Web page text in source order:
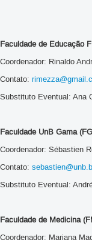
Faculdade de Educação
Coordenador: Rinaldo
Contato:
Substituto Eventual: Ana
Faculdade UnB Gama
Coordenador: Sébastien
Contato:
Substituto Eventual:
Faculdade de Medicina
Coordenador: Mariana